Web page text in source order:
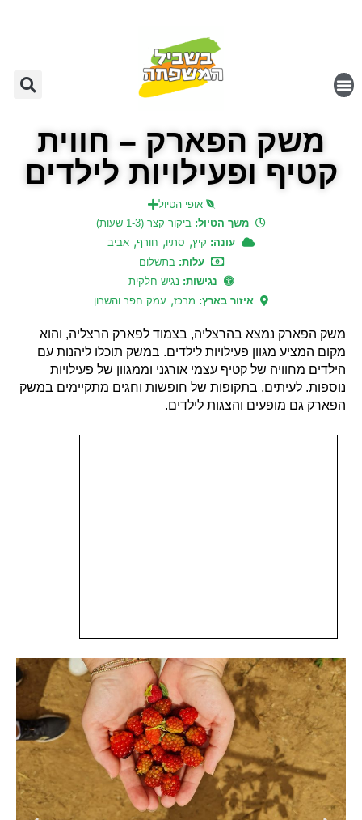
משק הפארק – חווית
קטיף ופעילויות לילדים
אופי הטיול
משך הטיול: ביקור קצר (1-3 שעות)
עונה: קיץ, סתיו, חורף, אביב
עלות:בתשלום
נגישות: נגיש חלקית
איזור בארץ: מרכז, עמק חפר והשרון
משק הפארק נמצא בהרצליה, בצמוד לפארק הרצליה, והוא
מקום המציע מגוון פעילויות לילדים. במשק תוכלו ליהנות עם
הילדים מחוויה של קטיף עצמי אורגני וממגוון של פעילויות
נוספות. לעיתים, בתקופות של חופשות וחגים מתקיימים במשק
הפארק גם מופעים והצגות לילדים.